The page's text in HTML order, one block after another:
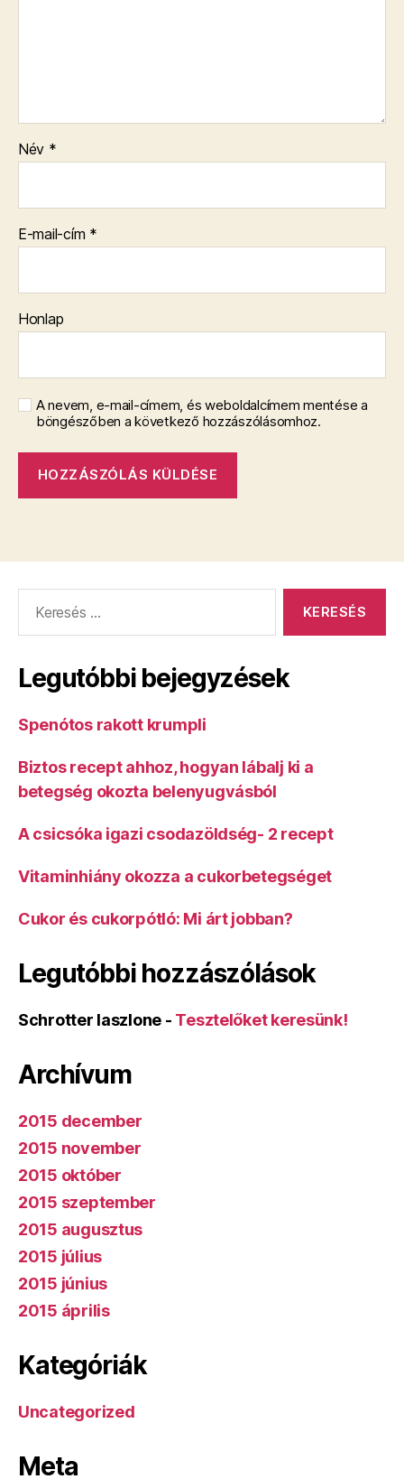
Név *
E-mail-cím *
Honlap
A nevem, e-mail-címem, és weboldalcímem mentése a
böngészőben a következő hozzászólásomhoz.
Legutóbbi bejegyzések
Spenótos rakott krumpli
Biztos recept ahhoz, hogyan lábalj ki a
betegség okozta belenyugvásból
A csicsóka igazi csodazöldség- 2 recept
Vitaminhiány okozza a cukorbetegséget
Cukor és cukorpótló: Mi árt jobban?
Legutóbbi hozzászólások
Schrotter laszlone - Tesztelőket keresünk!
Archívum
2015 december
2015 november
2015 október
2015 szeptember
2015 augusztus
2015 július
2015 június
2015 április
Kategóriák
Uncategorized
Meta